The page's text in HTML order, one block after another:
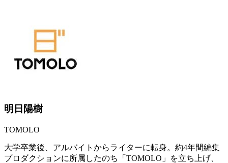
明日陽樹
TOMOLO
大学卒業後、アルバイトからライターに転身。約4年間編集
プロダクションに所属したのち「TOMOLO」を立ち上げ、